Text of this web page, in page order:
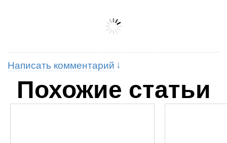
Написать комментарий
Похожие статьи